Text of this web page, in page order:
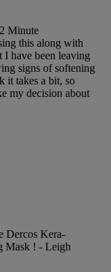
Minute
this along with
I have been leaving
signs of softening
it takes a bit, so
my decision about
Dercos Kera-
Mask ! - Leigh